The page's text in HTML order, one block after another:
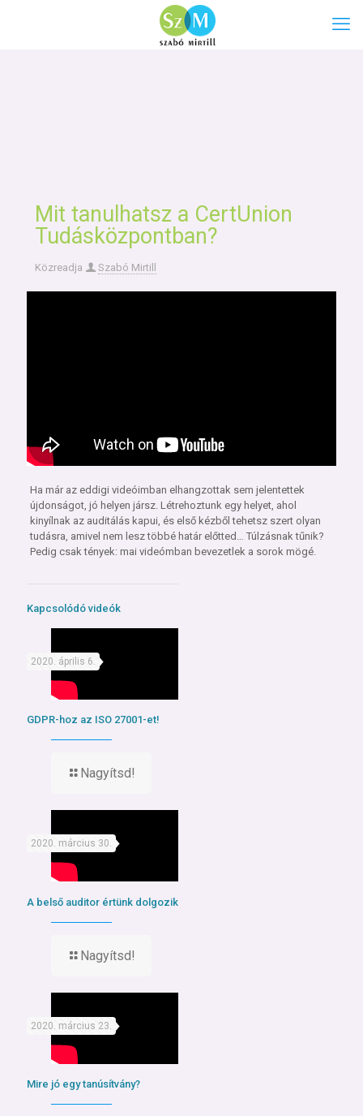
Mit tanulhatsz a CertUnion
Tudásközpontban?
Közreadja Szabó Mirtill
Ha már az eddigi videóimban elhangzottak sem jelentettek
újdonságot, jó helyen jársz. Létrehoztunk egy helyet, ahol
kinyílnak az auditálás kapui, és első kézből tehetsz szert olyan
tudásra, amivel nem lesz többé határ előtted… Túlzásnak tűnik?
Pedig csak tények: mai videómban bevezetlek a sorok mögé.
Kapcsolódó videók
2020. április 6.
GDPR-hoz az ISO 27001-et!
Nagyítsd!
2020. március 30.
A belső auditor értünk dolgozik
Nagyítsd!
2020. március 23.
Mire jó egy tanúsítvány?